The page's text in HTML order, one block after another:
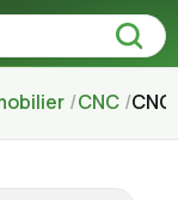
CNC